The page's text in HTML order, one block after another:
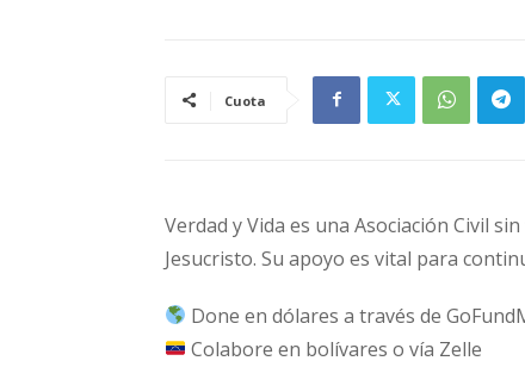
Cuota
Verdad y Vida es una Asociación Civil
Jesucristo. Su apoyo es vital para
Done en dólares a través de
Colabore en bolívares o vía Zelle